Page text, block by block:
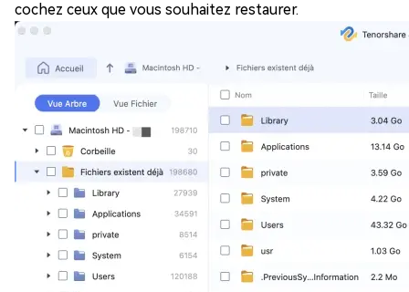
cochez ceux que vous souhaitez restaurer.